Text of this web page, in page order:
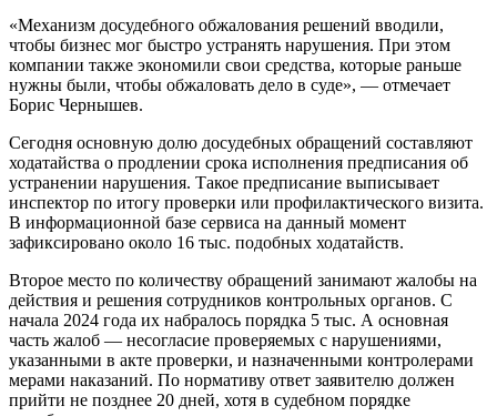
«Механизм досудебного обжалования решений вводили,
чтобы бизнес мог быстро устранять нарушения. При этом
компании также экономили свои средства, которые раньше
нужны были, чтобы обжаловать дело в суде», — отмечает
Борис Чернышев.
Сегодня основную долю досудебных обращений составляют
ходатайства о продлении срока исполнения предписания об
устранении нарушения. Такое предписание выписывает
инспектор по итогу проверки или профилактического визита.
В информационной базе сервиса на данный момент
зафиксировано около 16 тыс. подобных ходатайств.
Второе место по количеству обращений занимают жалобы на
действия и решения сотрудников контрольных органов. С
начала 2024 года их набралось порядка 5 тыс. А основная
часть жалоб — несогласие проверяемых с нарушениями,
указанными в акте проверки, и назначенными контролерами
мерами наказаний. По нормативу ответ заявителю должен
прийти не позднее 20 дней, хотя в судебном порядке